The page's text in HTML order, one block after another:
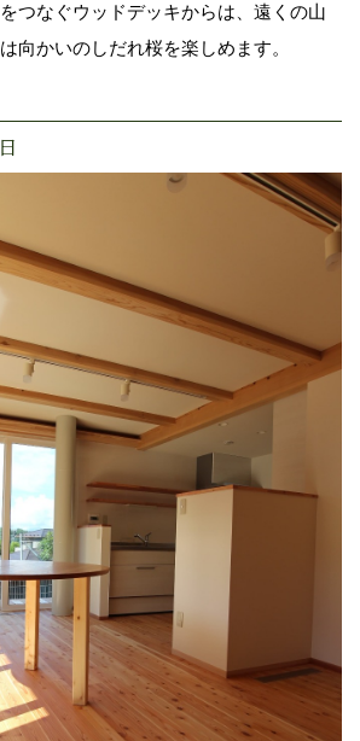
つなぐウッドデッキからは、遠くの山
向かいのしだれ桜を楽しめます。